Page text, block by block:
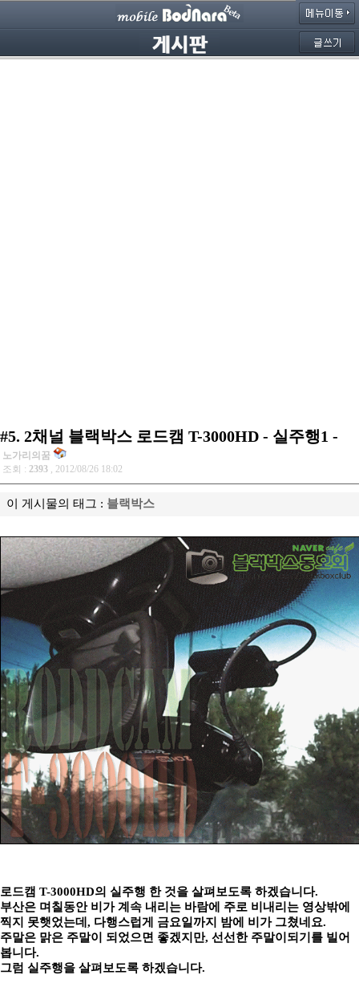
#5. 2채널 블랙박스 로드캠 T-3000HD - 실주행1 -
노가리의꿈
조회 : 2393 , 2012/08/26 18:02
이 게시물의 태그 : 블랙박스
로드캠 T-3000HD의 실주행 한 것을 살펴보도록 하겠습니다.
부산은 며칠동안 비가 계속 내리는 바람에 주로 비내리는 영상밖에
찍지 못햇었는데, 다행스럽게 금요일까지 밤에 비가 그쳤네요.
주말은 맑은 주말이 되었으면 좋겠지만, 선선한 주말이되기를 빌어
봅니다.
그럼 실주행을 살펴보도록 하겠습니다.